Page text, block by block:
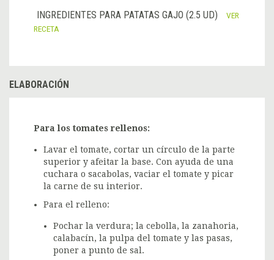
INGREDIENTES PARA PATATAS GAJO (2.5 UD)
VER
RECETA
ELABORACIÓN
Para los tomates rellenos:
Lavar el tomate, cortar un círculo de la parte
superior y afeitar la base. Con ayuda de una
cuchara o sacabolas, vaciar el tomate y picar
la carne de su interior.
Para el relleno:
Pochar la verdura; la cebolla, la zanahoria,
calabacín, la pulpa del tomate y las pasas,
poner a punto de sal.